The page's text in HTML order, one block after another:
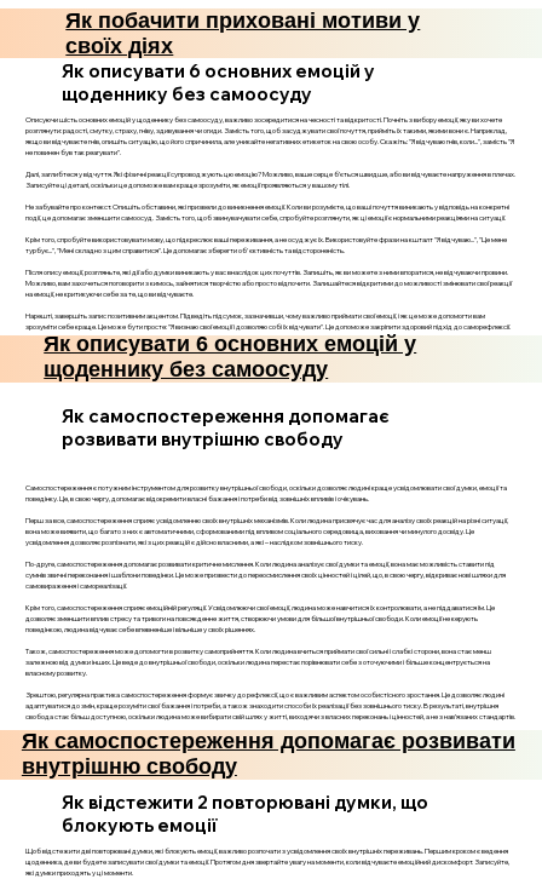
Як побачити приховані мотиви у
своїх діях
Як описувати 6 основних емоцій у
щоденнику без самоосуду
Описуючи шість основних емоцій у щоденнику без самоосуду, важливо зосередитися на чесності та відкритості. Почніть з вибору емоції, яку ви хочете
розглянути: радості, смутку, страху, гніву, здивування чи огиди. Замість того, щоб засуджувати свої почуття, прийміть їх такими, якими вони є. Наприклад,
якщо ви відчуваєте гнів, опишіть ситуацію, що його спричинила, але уникайте негативних етикеток на свою особу. Скажіть: "Я відчуваю гнів, коли...", замість "Я
не повинен був так реагувати".
Далі, заглибтеся у відчуття. Які фізичні реакції супроводжують цю емоцію? Можливо, ваше серце б’ється швидше, або ви відчуваєте напруження в плечах.
Записуйте ці деталі, оскільки це допоможе вам краще зрозуміти, як емоції проявляються у вашому тілі.
Не забувайте про контекст. Опишіть обставини, які призвели до виникнення емоції. Коли ви розумієте, що ваші почуття виникають у відповідь на конкретні
події, це допомагає зменшити самоосуд. Замість того, щоб звинувачувати себе, спробуйте розглянути, як ці емоції є нормальними реакціями на ситуації.
Крім того, спробуйте використовувати мову, що підкреслює ваші переживання, а не осуджує їх. Використовуйте фрази на кшталт "Я відчуваю...", "Це мене
турбує...", "Мені складно з цим справитися". Це допомагає зберегти об'єктивність та відстороненість.
Після опису емоції, розгляньте, які дії або думки виникають у вас внаслідок цих почуттів. Запишіть, як ви можете з ними впоратися, не відчуваючи провини.
Можливо, вам захочеться поговорити з кимось, зайнятися творчістю або просто відпочити. Залишайтеся відкритими до можливості змінювати свої реакції
на емоції, не критикуючи себе за те, що ви відчуваєте.
Нарешті, завершіть запис позитивним акцентом. Підведіть підсумок, зазначивши, чому важливо приймати свої емоції, і як це може допомогти вам
зрозуміти себе краще. Це може бути просте: "Я визнаю свої емоції і дозволяю собі їх відчувати". Це допоможе закріпити здоровий підхід до саморефлексії.
Як описувати 6 основних емоцій у
щоденнику без самоосуду
Як самоспостереження допомагає
розвивати внутрішню свободу
Самоспостереження є потужним інструментом для розвитку внутрішньої свободи, оскільки дозволяє людині краще усвідомлювати свої думки, емоції та
поведінку. Це, в свою чергу, допомагає відокремити власні бажання і потреби від зовнішніх впливів і очікувань.
Перш за все, самоспостереження сприяє усвідомленню своїх внутрішніх механізмів. Коли людина присвячує час для аналізу своїх реакцій на різні ситуації,
вона може виявити, що багато з них є автоматичними, сформованими під впливом соціального середовища, виховання чи минулого досвіду. Це
усвідомлення дозволяє розпізнати, які з цих реакцій є дійсно власними, а які – наслідком зовнішнього тиску.
По-друге, самоспостереження допомагає розвивати критичне мислення. Коли людина аналізує свої думки та емоції, вона має можливість ставити під
сумнів звичні переконання і шаблони поведінки. Це може призвести до переосмислення своїх цінностей і цілей, що, в свою чергу, відкриває нові шляхи для
самовираження і самореалізації.
Крім того, самоспостереження сприяє емоційній регуляції. Усвідомлюючи свої емоції, людина може навчитися їх контролювати, а не піддаватися їм. Це
дозволяє зменшити вплив стресу та тривоги на повсякденне життя, створюючи умови для більшої внутрішньої свободи. Коли емоції не керують
поведінкою, людина відчуває себе впевненіше і вільніше у своїх рішеннях.
Також, самоспостереження може допомогти в розвитку самоприйняття. Коли людина вчиться приймати свої сильні і слабкі сторони, вона стає менш
залежною від думки інших. Це веде до внутрішньої свободи, оскільки людина перестає порівнювати себе з оточуючими і більше концентрується на
власному розвитку.
Зрештою, регулярна практика самоспостереження формує звичку до рефлексії, що є важливим аспектом особистісного зростання. Це дозволяє людині
адаптуватися до змін, краще розуміти свої бажання і потреби, а також знаходити способи їх реалізації без зовнішнього тиску. В результаті, внутрішня
свобода стає більш доступною, оскільки людина може вибирати свій шлях у житті, виходячи з власних переконань і цінностей, а не з нав’язаних стандартів.
Як самоспостереження допомагає розвивати
внутрішню свободу
Як відстежити 2 повторювані думки, що
блокують емоції
Щоб відстежити дві повторювані думки, які блокують емоції, важливо розпочати з усвідомлення своїх внутрішніх переживань. Першим кроком є ведення
щоденника, де ви будете записувати свої думки та емоції. Протягом дня звертайте увагу на моменти, коли відчуваєте емоційний дискомфорт. Записуйте,
які думки приходять у ці моменти.